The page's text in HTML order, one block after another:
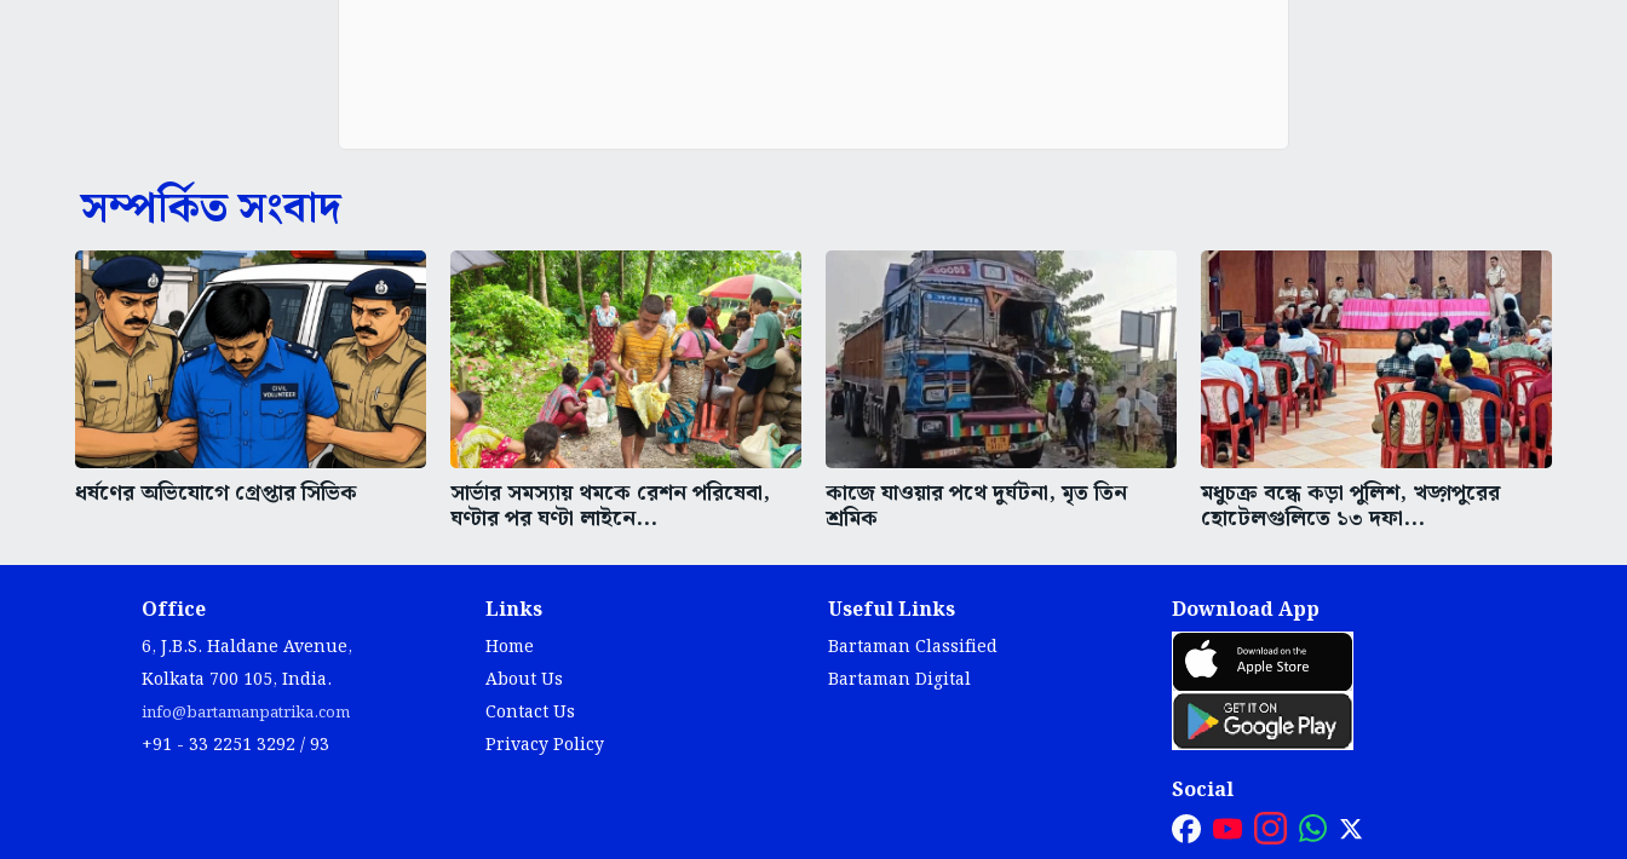
সম্পর্কিত সংবাদ
ধর্ষণের অভিযোগে গ্রেপ্তার সিভিক সার্ভার সমস্যায় থমকে রেশন পরিষেবা,
ঘণ্টার পর ঘণ্টা লাইনে...
কাজে যাওয়ার পথে দুর্ঘটনা, মৃত তিন
শ্রমিক
মধুচক্র বন্ধে কড়া পুলিশ, খড়্গপুরের
হোটেলগুলিতে ১৩ দফা...
Office
6, J.B.S. Haldane Avenue,
Kolkata 700 105, India.
info@bartamanpatrika.com
+91 - 33 2251 3292 / 93
Links
Home
About Us
Contact Us
Privacy Policy
Useful Links
Bartaman Classified
Bartaman Digital
Download App
Social